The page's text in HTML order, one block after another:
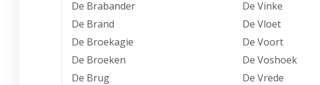
De Brabander
De Brand
De Broekagie
De Broeken
De Brug
De Vinke
De Vloet
De Voort
De Voshoek
De Vrede